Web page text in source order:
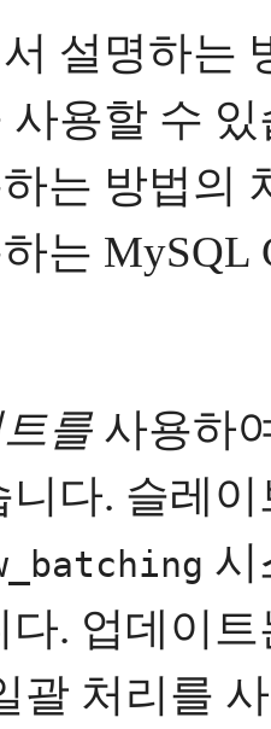
설명하는
사용할 수
는 방법의
는 MySQL
를사용하
니다. 슬레
시
다. 업데이
괄 처리를